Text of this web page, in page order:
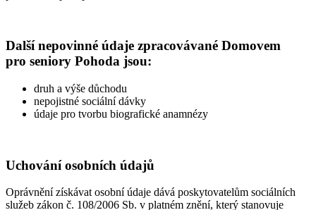
Další nepovinné údaje zpracovávané Domovem
pro seniory Pohoda jsou:
druh a výše důchodu
nepojistné sociální dávky
údaje pro tvorbu biografické anamnézy
Uchování osobních údajů
Oprávnění získávat osobní údaje dává poskytovatelům sociálních
služeb zákon č. 108/2006 Sb. v platném znění, který stanovuje